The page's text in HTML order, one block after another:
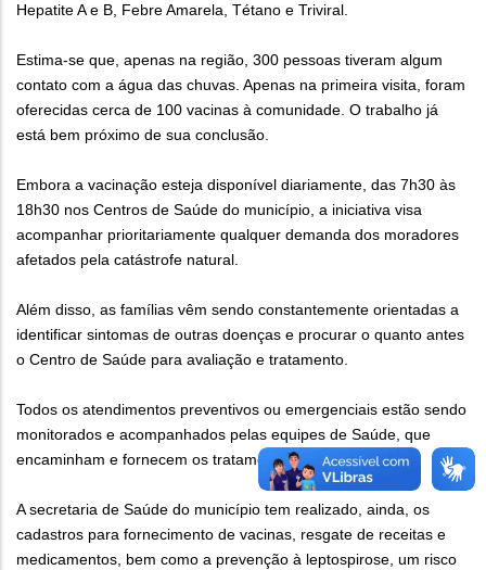
Hepatite A e B, Febre Amarela, Tétano e Triviral.
Estima-se que, apenas na região, 300 pessoas tiveram algum
contato com a água das chuvas. Apenas na primeira visita, foram
oferecidas cerca de 100 vacinas à comunidade. O trabalho já
está bem próximo de sua conclusão.
Embora a vacinação esteja disponível diariamente, das 7h30 às
18h30 nos Centros de Saúde do município, a iniciativa visa
acompanhar prioritariamente qualquer demanda dos moradores
afetados pela catástrofe natural.
Além disso, as famílias vêm sendo constantemente orientadas a
identificar sintomas de outras doenças e procurar o quanto antes
o Centro de Saúde para avaliação e tratamento.
Todos os atendimentos preventivos ou emergenciais estão sendo
monitorados e acompanhados pelas equipes de Saúde, que
encaminham e fornecem os tratamentos necessários.
A secretaria de Saúde do município tem realizado, ainda, os
cadastros para fornecimento de vacinas, resgate de receitas e
medicamentos, bem como a prevenção à leptospirose, um risco